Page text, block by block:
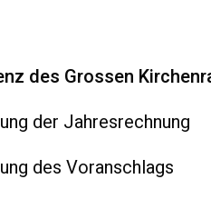
des Grossen
der Jahresrechnung
des Voranschlags